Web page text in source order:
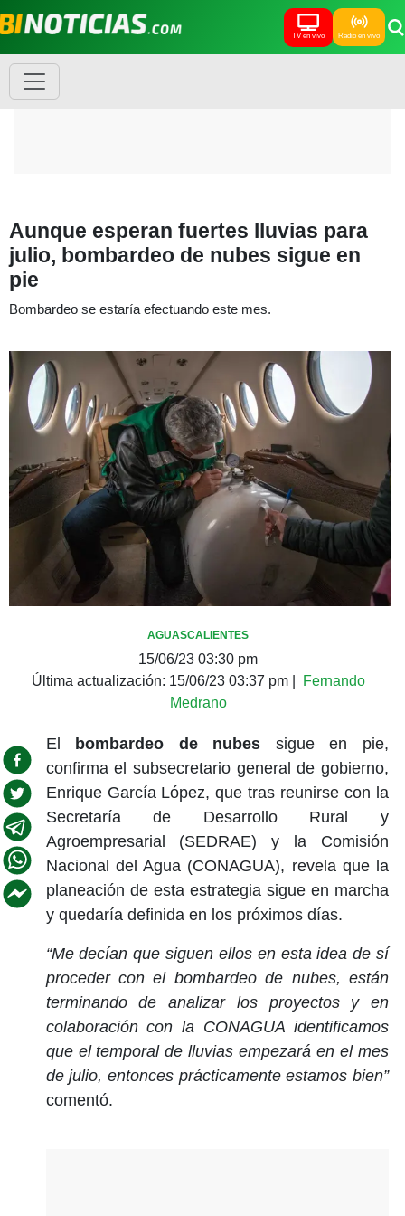
TV en vivo Radio en vivo
Aunque esperan fuertes lluvias para
julio, bombardeo de nubes sigue en
pie
Bombardeo se estaría efectuando este mes.
AGUASCALIENTES
15/06/23 03:30 pm
Última actualización: 15/06/23 03:37 pm|
Fernando
Medrano
El bombardeo de nubes sigue en pie,
confirma el subsecretario general de gobierno,
Enrique García López, que tras reunirse con la
Secretaría de Desarrollo Rural y
Agroempresarial (SEDRAE) y la Comisión
Nacional del Agua (CONAGUA), revela que la
planeación de esta estrategia sigue en marcha
y quedaría definida en los próximos días.
“Me decían que siguen ellos en esta idea de sí
proceder con el bombardeo de nubes, están
terminando de analizar los proyectos y en
colaboración con la CONAGUA identificamos
que el temporal de lluvias empezará en el mes
de julio, entonces prácticamente estamos bien”
comentó.